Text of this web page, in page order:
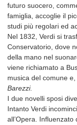
futuro suocero,
famiglia, accoglie il
studi più regolari ed
Nel 1832, Verdi si
Conservatorio, dove
della mano nel
viene richiamato a
musica del comune
Barezzi.
I due novelli sposi
Intanto Verdi
all’Opera.